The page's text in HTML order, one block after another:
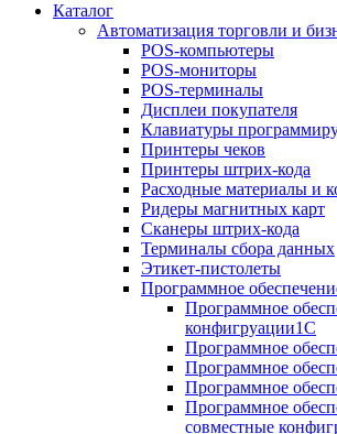
Каталог
Автоматизация торговли и
POS-компьютеры
POS-мониторы
POS-терминалы
Дисплеи покупателя
Клавиатуры
Принтеры чеков
Принтеры штрих-кода
Расходные материалы и
Ридеры магнитных карт
Сканеры штрих-кода
Терминалы сбора данных
Этикет-пистолеты
Программное
Программное
конфигруации1С
Программное
Программное
Программное
Программное
совместные